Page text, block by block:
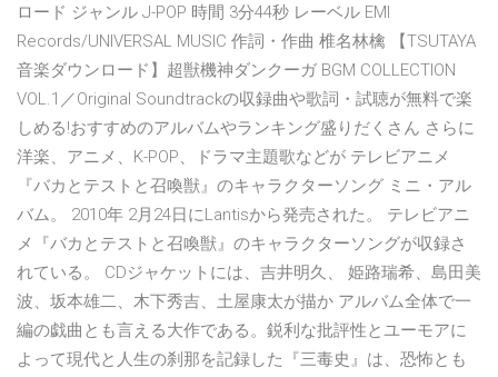
ロード ジャンル J-POP 時間 3分44秒 レーベル EMI
Records/UNIVERSAL MUSIC 作詞・作曲 椎名林檎 【TSUTAYA
音楽ダウンロード】超獣機神ダンクーガ BGM COLLECTION
VOL.1／Original Soundtrackの収録曲や歌詞・試聴が無料で楽
しめる!おすすめのアルバムやランキング盛りだくさん さらに
洋楽、アニメ、K-POP、ドラマ主題歌などが テレビアニメ
『バカとテストと召喚獣』のキャラクターソング ミニ・アル
バム。 2010年 2月24日にLantisから発売された。 テレビアニ
メ『バカとテストと召喚獣』のキャラクターソングが収録さ
れている。 CDジャケットには、吉井明久、 姫路瑞希、島田美
波、坂本雄二、木下秀吉、土屋康太が描か アルバム全体で一
編の戯曲とも言える大作である。鋭利な批評性とユーモアに
よって現代と人生の刹那を記録した『三毒史』は、恐怖とも